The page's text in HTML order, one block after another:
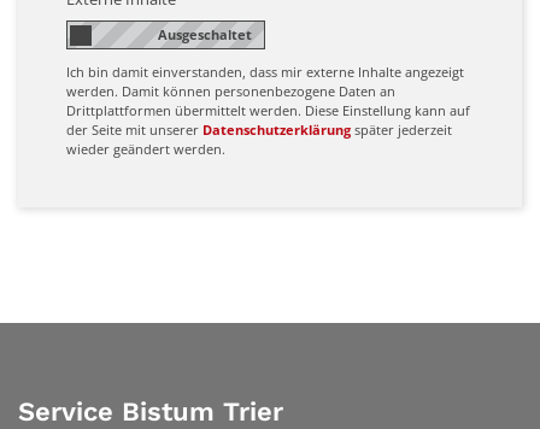
Ich bin damit einverstanden, dass mir externe Inhalte angezeigt
werden. Damit können personenbezogene Daten an
Drittplattformen übermittelt werden. Diese Einstellung kann auf
der Seite mit unserer Datenschutzerklärung später jederzeit
wieder geändert werden.
Service Bistum Trier